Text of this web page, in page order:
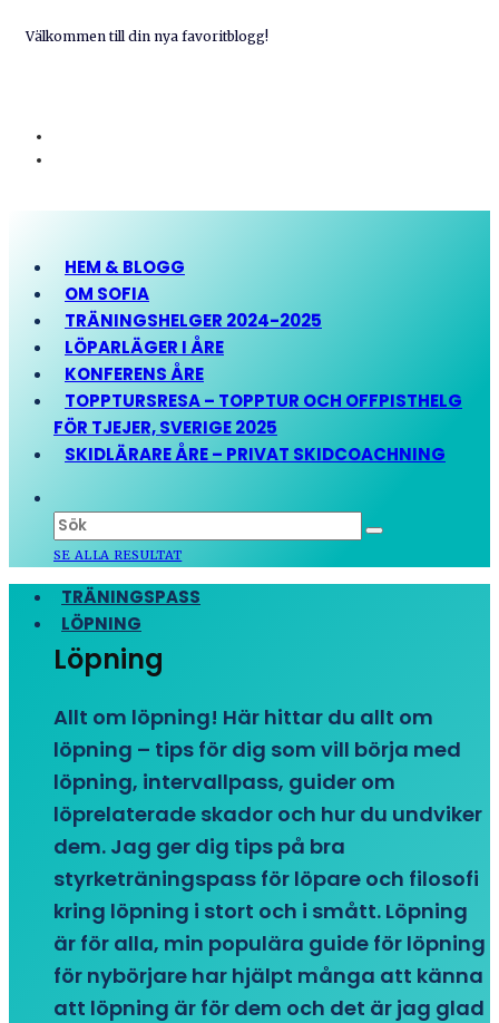
Välkommen till din nya favoritblogg!
HEM & BLOGG
OM SOFIA
TRÄNINGSHELGER 2024-2025
LÖPARLÄGER I ÅRE
KONFERENS ÅRE
TOPPTURSRESA – TOPPTUR OCH OFFPISTHELG
FÖR TJEJER, SVERIGE 2025
SKIDLÄRARE ÅRE – PRIVAT SKIDCOACHNING
SE ALLA RESULTAT
TRÄNINGSPASS
LÖPNING
Löpning
Allt om löpning! Här hittar du allt om
löpning – tips för dig som vill börja med
löpning, intervallpass, guider om
löprelaterade skador och hur du undviker
dem. Jag ger dig tips på bra
styrketräningspass för löpare och filosofi
kring löpning i stort och i smått. Löpning
är för alla, min populära guide för löpning
för nybörjare har hjälpt många att känna
att löpning är för dem och det är jag glad